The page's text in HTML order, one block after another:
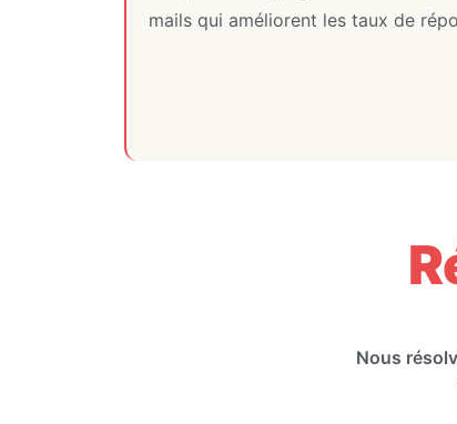
mails qui améliorent les taux de
Nous